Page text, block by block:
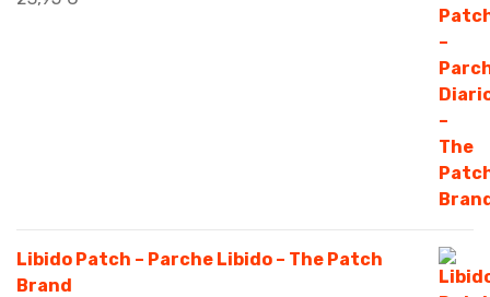
Libido Patch – Parche Libido – The Patch
Brand